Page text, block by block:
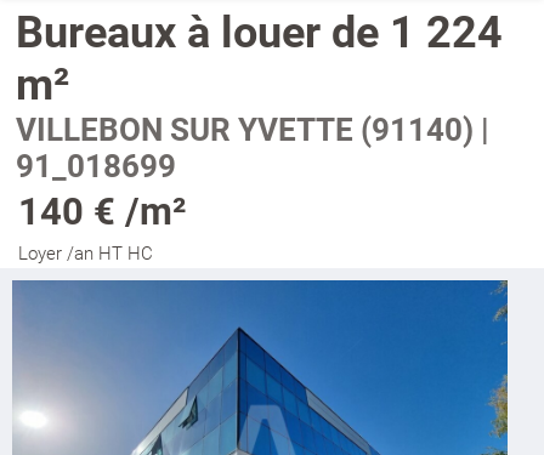
Bureaux à louer de 1 224
m²
VILLEBON SUR YVETTE (91140) |
91_018699
140 € /m²
Loyer /an HT HC